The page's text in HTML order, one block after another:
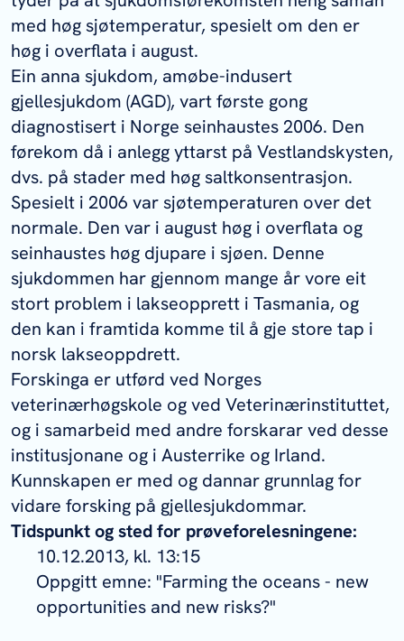
med høg sjøtemperatur, spesielt om den er
høg i overflata i august.
Ein anna sjukdom, amøbe-indusert
gjellesjukdom (AGD), vart første gong
diagnostisert i Norge seinhaustes 2006. Den
førekom då i anlegg yttarst på Vestlandskysten,
dvs. på stader med høg saltkonsentrasjon.
Spesielt i 2006 var sjøtemperaturen over det
normale. Den var i august høg i overflata og
seinhaustes høg djupare i sjøen. Denne
sjukdommen har gjennom mange år vore eit
stort problem i lakseopprett i Tasmania, og
den kan i framtida komme til å gje store tap i
norsk lakseoppdrett.
Forskinga er utførd ved Norges
veterinærhøgskole og ved Veterinærinstituttet,
og i samarbeid med andre forskarar ved desse
institusjonane og i Austerrike og Irland.
Kunnskapen er med og dannar grunnlag for
vidare forsking på gjellesjukdommar.
Tidspunkt og sted for prøveforelesningene:
10.12.2013, kl. 13:15
Oppgitt emne: "Farming the oceans - new
opportunities and new risks?"